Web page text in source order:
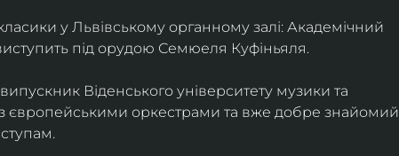
у Львівському органному залі: Академічний
під орудою Семюеля Куфіньяля.
Віденського університету музики та
європейськими оркестрами та вже добре знайомий